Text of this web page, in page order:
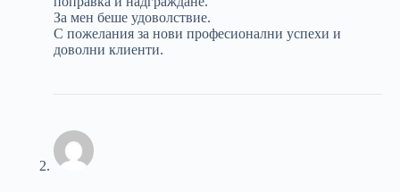
За мен беше удоволствие.
С пожелания за нови професионални успехи и
доволни клиенти.